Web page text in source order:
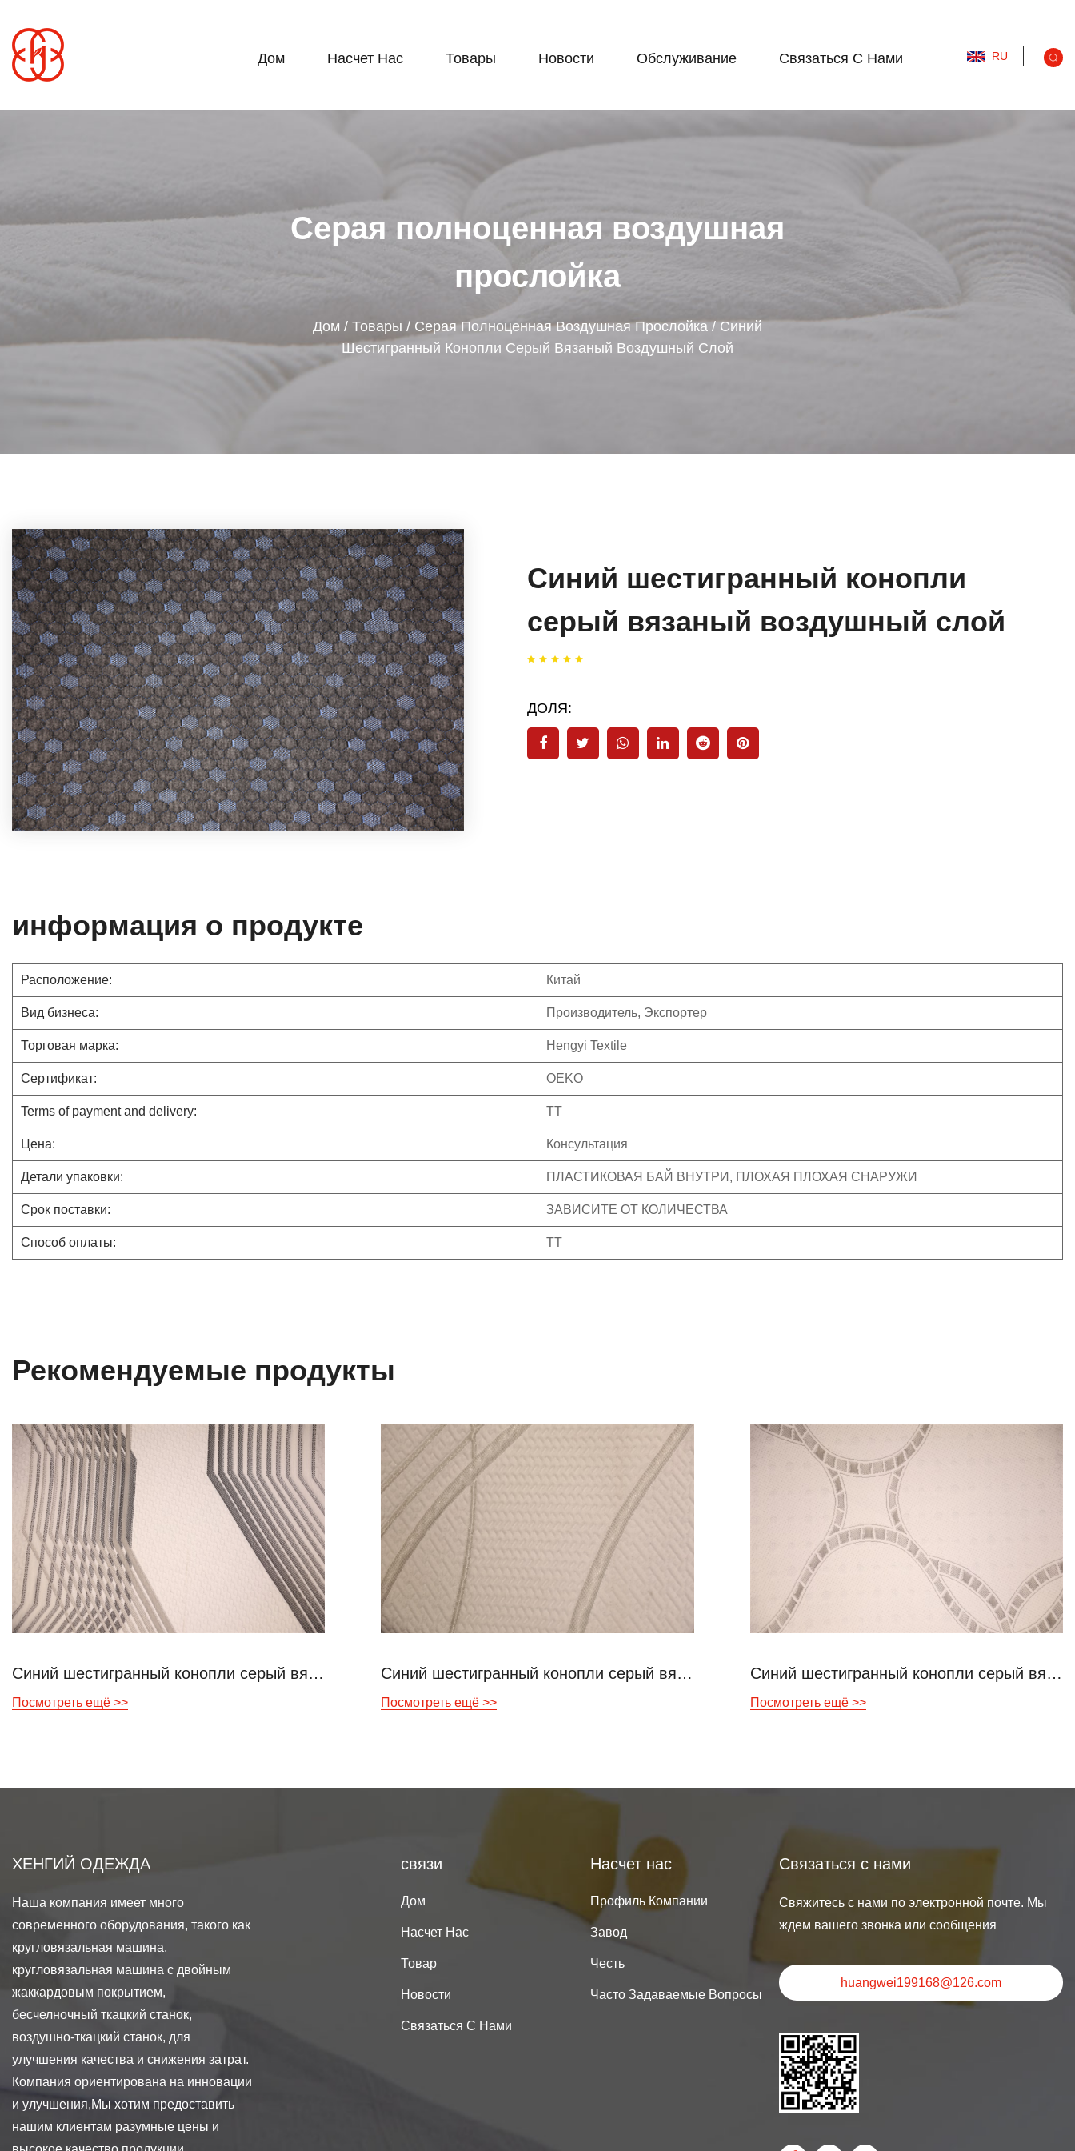
RU
Дом Насчет Нас Товары Новости Обслуживание Связаться С Нами
Серая полноценная воздушная
прослойка
Дом / Товары / Серая Полноценная Воздушная Прослойка/ Синий
Шестигранный Конопли Серый Вязаный Воздушный Слой
Синий шестигранный конопли
серый вязаный воздушный слой
ДОЛЯ:
информация о продукте
Расположение: Китай
Вид бизнеса: Производитель, Экспортер
Торговая марка: Hengyi Textile
Сертификат: OEKO
Terms of payment and delivery: TT
Цена: Консультация
Детали упаковки: ПЛАСТИКОВАЯ БАЙ ВНУТРИ, ПЛОХАЯ ПЛОХАЯ СНАРУЖИ
Срок поставки: ЗАВИСИТЕ ОТ КОЛИЧЕСТВА
Способ оплаты: TT
Рекомендуемые продукты
Синий шестигранный конопли серый вязаный воздушный слой
Посмотреть ещё >>
Синий шестигранный конопли серый вязаный воздушный слой
Посмотреть ещё >>
Синий шестигранный конопли серый вязаный воздушный слой
Посмотреть ещё >>
ХЕНГИЙ ОДЕЖДА
Наша компания имеет много
современного оборудования, такого как
кругловязальная машина,
кругловязальная машина с двойным
жаккардовым покрытием,
бесчелночный ткацкий станок,
воздушно-ткацкий станок, для
улучшения качества и снижения затрат.
Компания ориентирована на инновации
и улучшения,Мы хотим предоставить
нашим клиентам разумные цены и
связи
Дом
Насчет Нас
Товар
Новости
Связаться С Нами
Насчет нас
Профиль Компании
Завод
Честь
Часто Задаваемые Вопросы
Связаться с нами
Свяжитесь с нами по электронной почте. Мы
ждем вашего звонка или сообщения
huangwei199168@126.com